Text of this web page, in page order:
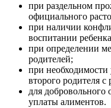
при раздельном
официального
при наличии
воспитании
при определении
родителей;
при необходимости
второго родителя с
для добровольного
уплаты алиментов.